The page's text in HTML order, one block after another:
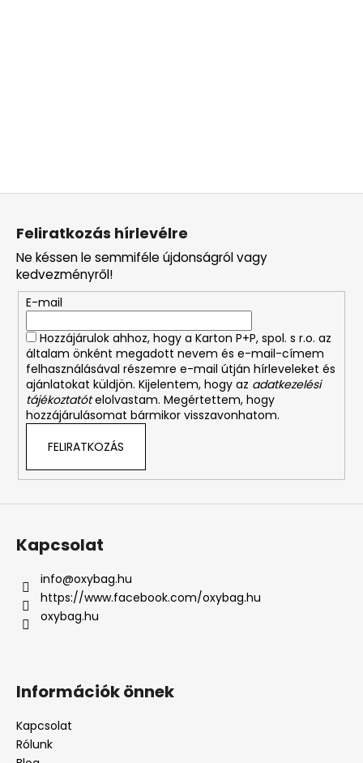
L
Feliratkozás hírlevélre
Ne késsen le semmiféle újdonságról vagy
kedvezményről!
E-mail
Hozzájárulok ahhoz, hogy a Karton P+P, spol. s r.o. az
általam önként megadott nevem és e-mail-címem
felhasználásával részemre e-mail útján hírleveleket és
ajánlatokat küldjön. Kijelentem, hogy az adatkezelési
tájékoztatótelolvastam. Megértettem, hogy
hozzájárulásomat bármikor visszavonhatom.
FELIRATKOZÁS
Kapcsolat
info@oxybag.hu
https://www.facebook.com/oxybag.hu
oxybag.hu
Információk önnek
Kapcsolat
Rólunk